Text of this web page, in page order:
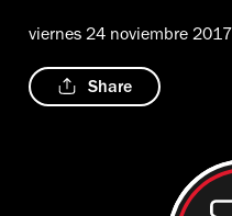
viernes 24 noviembre 2017
Share